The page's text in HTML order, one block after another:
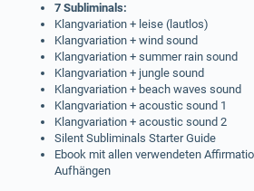
7 Subliminals:
Klangvariation + leise (lautlos)
Klangvariation + wind sound
Klangvariation + summer rain sound
Klangvariation + jungle sound
Klangvariation + beach waves sound
Klangvariation + acoustic sound 1
Klangvariation + acoustic sound 2
Silent Subliminals Starter Guide
Ebook mit allen verwendeten
Aufhängen